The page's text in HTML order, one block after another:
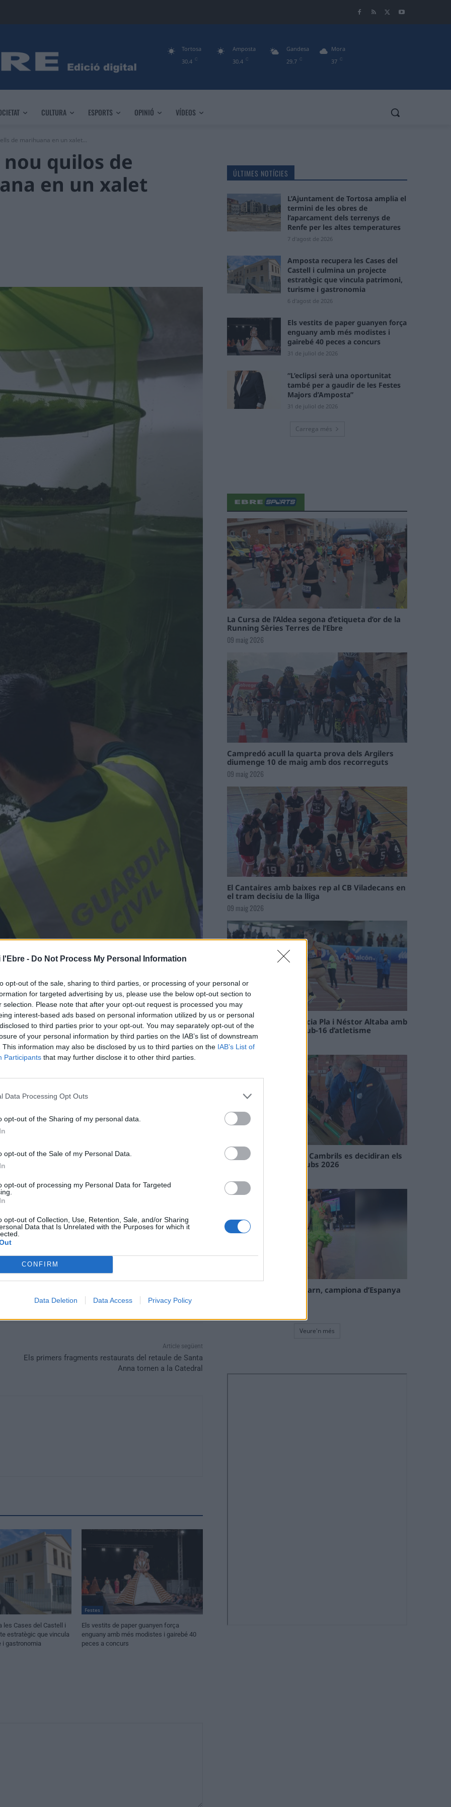
l'Ebre - Do Not Process My Personal Information
opt-out of the sale, sharing to third parties, or processing of your personal or
for targeted advertising by us, please use the below opt-out section to
selection. Please note that after your opt-out request is processed you may
interest-based ads based on personal information utilized by us or personal
to third parties prior to your opt-out. You may separately opt-out of the
of your personal information by third parties on the IAB’s list of downstream
This information may also be disclosed by us to third parties on the IAB’s List of
Participants that may further disclose it to other third parties.
Data Processing Opt Outs
opt-out of the Sharing of my personal data.
opt-out of the Sale of my Personal Data.
opt-out of processing my Personal Data for Targeted
opt-out of Collection, Use, Retention, Sale, and/or Sharing
Data that Is Unrelated with the Purposes for which it
CONFIRM
Data Deletion Data Access Privacy Policy
30.4 C
Tortosa
30.4 C
Amposta
29.7 C
Gandesa
37 C
Mora
CULTURA ESPORTS OPINIÓ VÍDEOS
de marihuana en un xalet...
quilos de
en un xalet
nou quilos de cabdells de marihuana preparats per
Alcanar
plantació de droga a l’habitatge,
i, juntament amb els tècnics de l’empresa
van accedir a l’immoble,
en efectiu.
d’Ampostaacusat de suposats delictes contra la
Article següent
Els primers fragments restaurats del retaule de Santa
Anna tornen a la Catedral
les Cases del Castell i
estratègic que vincula
i gastronomia
Festes
Els vestits de paper guanyen força
enguany amb més modistes i gairebé 40
peces a concurs
ÚLTIMES NOTÍCIES
L’Ajuntament de Tortosa amplia el
termini de les obres de
l’aparcament dels terrenys de
Renfe per les altes temperatures
7 d'agost de 2026
Amposta recupera les Cases del
Castell i culmina un projecte
estratègic que vincula patrimoni,
turisme i gastronomia
6 d'agost de 2026
Els vestits de paper guanyen força
enguany amb més modistes i
gairebé 40 peces a concurs
31 de juliol de 2026
“L’eclipsi serà una oportunitat
també per a gaudir de les Festes
Majors d’Amposta”
31 de juliol de 2026
Carrega més
La Cursa de l’Aldea segona d’etiqueta d’or de la
Running Sèries Terres de l’Ebre
09 maig 2026
Campredó acull la quarta prova dels Argilers
diumenge 10 de maig amb dos recorreguts
09 maig 2026
El Cantaires amb baixes rep al CB Viladecans en
el tram decisiu de la lliga
09 maig 2026
Paula Sintorres, Patrícia Pla i Néstor Altaba amb
la selecció catalana sub-16 d’atletisme
08 maig 2026
En les tirades de Flix i Cambrils es decidiran els
campions de l’Interclubs 2026
La tortosina Cinta Talarn, campiona d’Espanya
Veure'n més